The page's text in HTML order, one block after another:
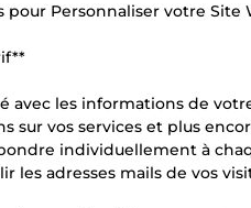
Personnaliser votre Site
avec les informations de
sur vos services et plus
individuellement à
les adresses mails de vos